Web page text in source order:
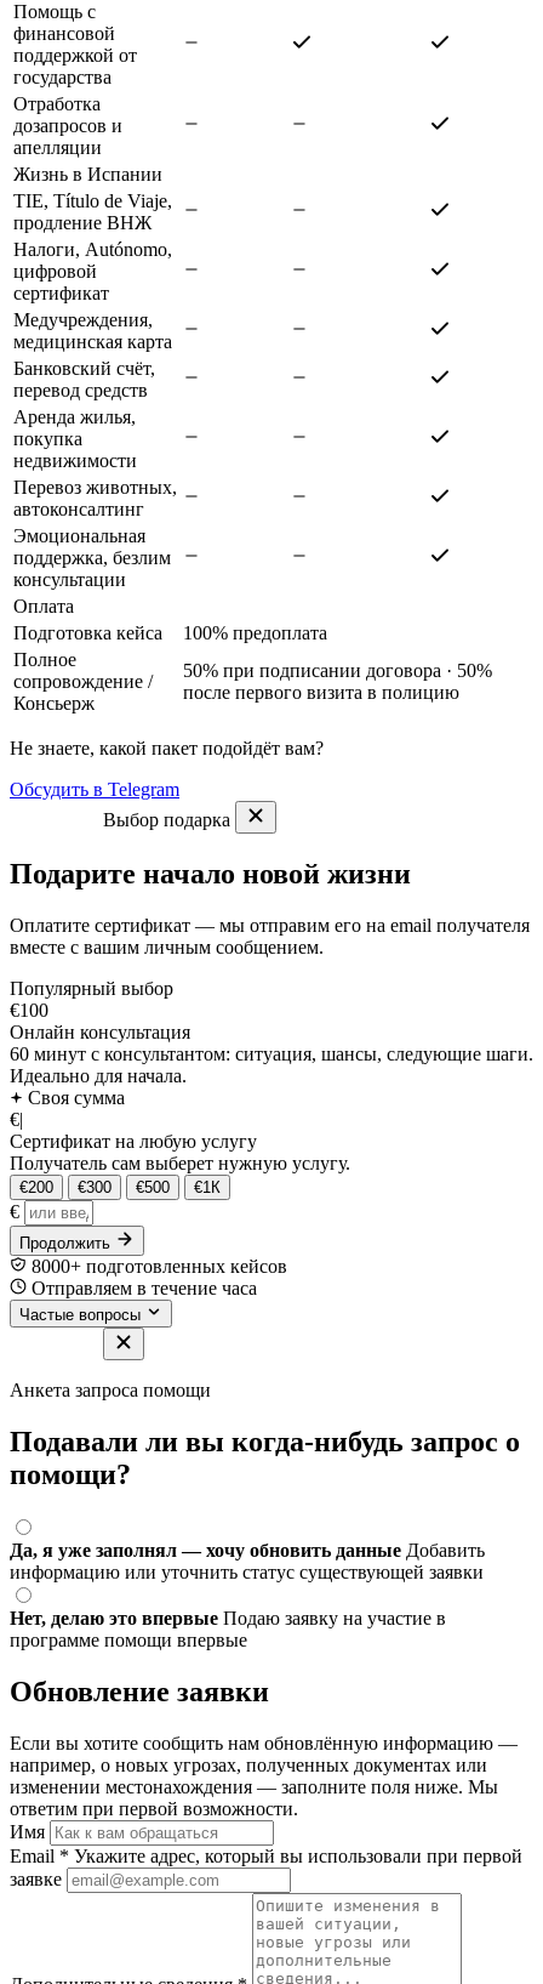
Помощь с
финансовой
поддержкой от
государства
Отработка
дозапросов и
апелляции
Жизнь в Испании
TIE, Título de Viaje,
продление ВНЖ
Налоги, Autónomo,
цифровой
сертификат
Медучреждения,
медицинская карта
Банковский счёт,
перевод средств
Аренда жилья,
покупка
недвижимости
Перевоз животных,
автоконсалтинг
Эмоциональная
поддержка, безлим
консультации
Оплата
Подготовка кейса
100% предоплата
Полное
сопровождение /
Консьерж
50% при подписании договора · 50%
после первого визита в полицию
Не знаете, какой пакет подойдёт вам?
Обсудить в Telegram
Выбор подарка
Подарите начало новой жизни
Оплатите сертификат — мы отправим его на email получателя
вместе с вашим личным сообщением.
Популярный выбор
€100
Онлайн консультация
60 минут с консультантом: ситуация, шансы, следующие шаги.
Идеально для начала.
Своя сумма
€|
Сертификат на любую услугу
Получатель сам выберет нужную услугу.
€200 €300 €500 €1К
€
Продолжить
8000+ подготовленных кейсов
Отправляем в течение часа
Частые вопросы
Анкета запроса помощи
Подавали ли вы когда-нибудь запрос о
помощи?
Да, я уже заполнял — хочу обновить данные Добавить
информацию или уточнить статус существующей заявки
Нет, делаю это впервые Подаю заявку на участие в
программе помощи впервые
Обновление заявки
Если вы хотите сообщить нам обновлённую информацию —
например, о новых угрозах, полученных документах или
изменении местонахождения — заполните поля ниже. Мы
ответим при первой возможности.
Имя
Email * Укажите адрес, который вы использовали при первой
заявке